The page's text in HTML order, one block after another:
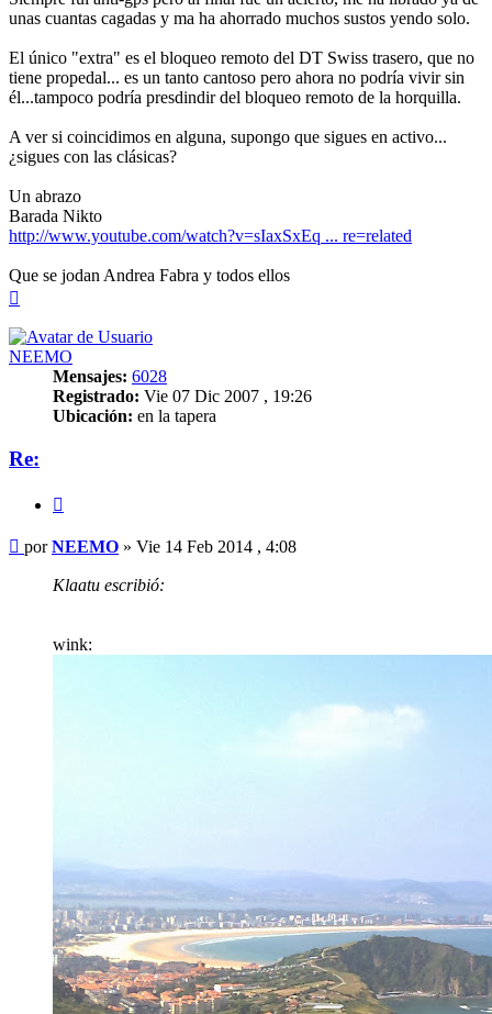
unas cuantas cagadas y ma ha ahorrado muchos sustos yendo solo.
El único "extra" es el bloqueo remoto del DT Swiss trasero, que no
tiene propedal... es un tanto cantoso pero ahora no podría vivir sin
él...tampoco podría presdindir del bloqueo remoto de la horquilla.
A ver si coincidimos en alguna, supongo que sigues en activo...
¿sigues con las clásicas?
Un abrazo
Barada Nikto
http://www.youtube.com/watch?v=sIaxSxEq ... re=related
Que se jodan Andrea Fabra y todos ellos
NEEMO
Mensajes: 6028
Registrado: Vie 07 Dic 2007 , 19:26
Ubicación: en la tapera
Re:
Mensaje
porNEEMO » Vie 14 Feb 2014 , 4:08
Klaatu escribió:
wink: